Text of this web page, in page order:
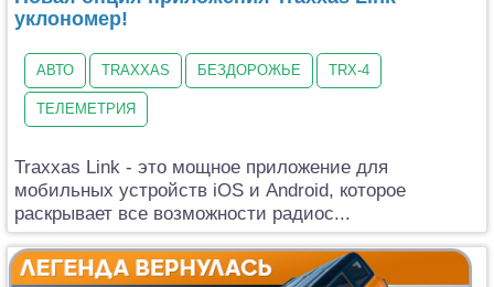
уклономер!
АВТО TRAXXAS БЕЗДОРОЖЬЕ TRX-4
ТЕЛЕМЕТРИЯ
Traxxas Link - это мощное приложение для
мобильных устройств iOS и Android, которое
раскрывает все возможности радиос...